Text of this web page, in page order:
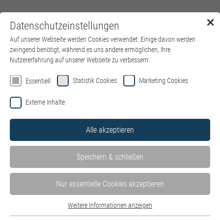
Menü
✕
Datenschutzeinstellungen
Auf unserer Webseite werden Cookies verwendet. Einige davon werden
zwingend benötigt, während es uns andere ermöglichen, Ihre
Nutzererfahrung auf unserer Webseite zu verbessern.
Essentiell Statistik Cookies Marketing Cookies
Externe Inhalte
Alle akzeptieren
Speichern & schließen
Nur essentielle Cookies akzeptieren
Weitere Informationen anzeigen